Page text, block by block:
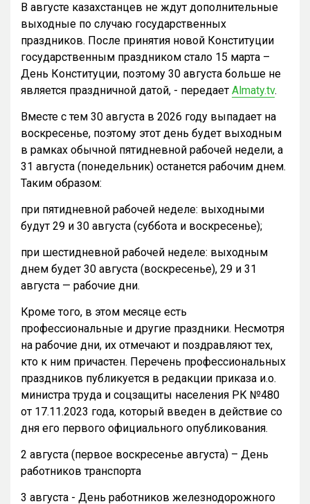
В августе казахстанцев не ждут дополнительные
выходные по случаю государственных
праздников. После принятия новой Конституции
государственным праздником стало 15 марта –
День Конституции, поэтому 30 августа больше не
является праздничной датой, - передает Almaty.tv.
Вместе с тем 30 августа в 2026 году выпадает на
воскресенье, поэтому этот день будет выходным
в рамках обычной пятидневной рабочей недели, а
31 августа (понедельник) останется рабочим днем.
Таким образом:
при пятидневной рабочей неделе: выходными
будут 29 и 30 августа (суббота и воскресенье);
при шестидневной рабочей неделе: выходным
днем будет 30 августа (воскресенье), 29 и 31
августа — рабочие дни.
Кроме того, в этом месяце есть
профессиональные и другие праздники. Несмотря
на рабочие дни, их отмечают и поздравляют тех,
кто к ним причастен. Перечень профессиональных
праздников публикуется в редакции приказа и.о.
министра труда и соцзащиты населения РК №480
от 17.11.2023 года, который введен в действие со
дня его первого официального опубликования.
2 августа (первое воскресенье августа) – День
работников транспорта
3 августа - День работников железнодорожного